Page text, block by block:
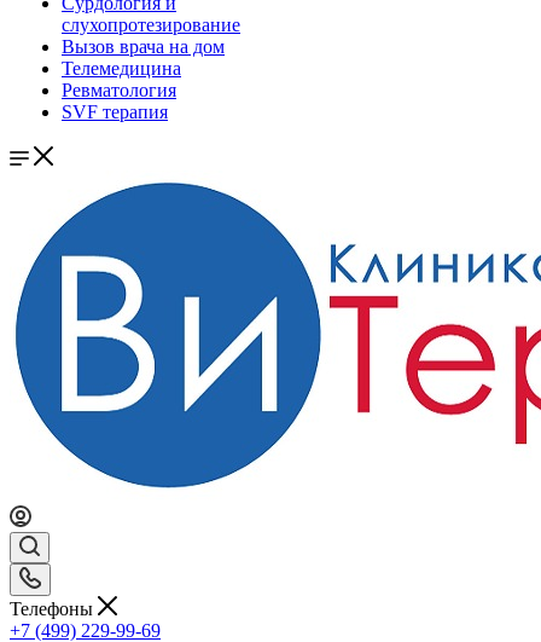
слухопротезирование
Вызов врача на дом
Телемедицина
Ревматология
SVF терапия
Телефоны
+7 (499) 229-99-69